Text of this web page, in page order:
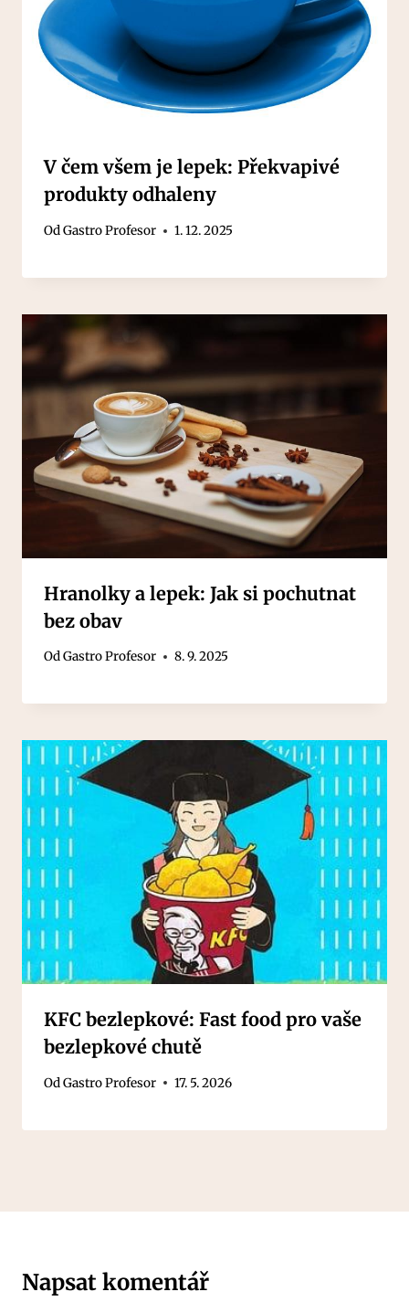
V čem všem je lepek: Překvapivé
produkty odhaleny
OdGastro Profesor 1. 12. 2025
Hranolky a lepek: Jak si pochutnat
bez obav
OdGastro Profesor 8. 9. 2025
KFC bezlepkové: Fast food pro vaše
bezlepkové chutě
OdGastro Profesor 17. 5. 2026
Napsat komentář